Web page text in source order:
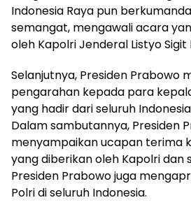
Indonesia Raya pun
semangat, mengawali acara
oleh Kapolri Jenderal Listyo Sigit
Selanjutnya, Presiden Prabowo
pengarahan kepada para
yang hadir dari seluruh
Dalam sambutannya, Presiden
menyampaikan ucapan terima
yang diberikan oleh Kapolri dan
Presiden Prabowo juga
Polri di seluruh Indonesia.